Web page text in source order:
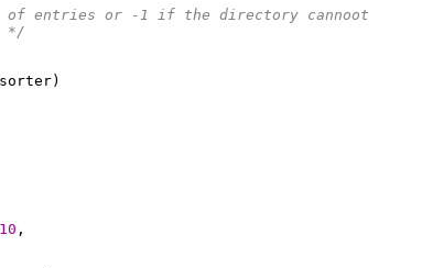
of entries or -1 if the directory cannoot
*/
10